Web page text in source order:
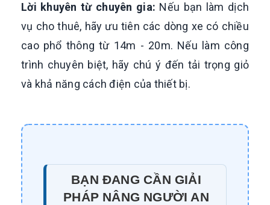
Lời khuyên từ chuyên gia: Nếu bạn làm dịch
vụ cho thuê, hãy ưu tiên các dòng xe có chiều
cao phổ thông từ 14m - 20m. Nếu làm công
trình chuyên biệt, hãy chú ý đến tải trọng giỏ
và khả năng cách điện của thiết bị.
BẠN ĐANG CẦN GIẢI
PHÁP NÂNG NGƯỜI AN